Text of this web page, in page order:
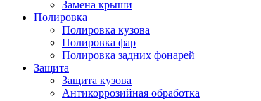
Замена крыши
Полировка
Полировка кузова
Полировка фар
Полировка задних фонарей
Защита
Защита кузова
Антикоррозийная обработка